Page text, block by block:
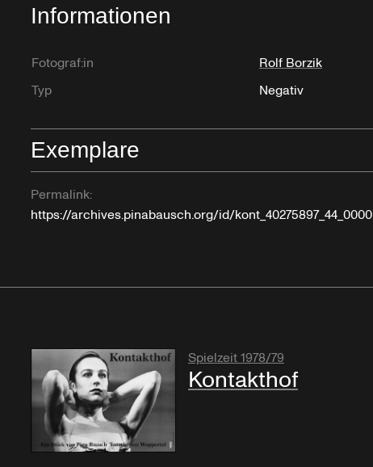
Informationen
Fotograf:in
Rolf Borzik
Typ
Negativ
Exemplare
Permalink:
https://archives.pinabausch.org/id/kont_40275897_44_0000
Spielzeit 1978/79
Kontakthof